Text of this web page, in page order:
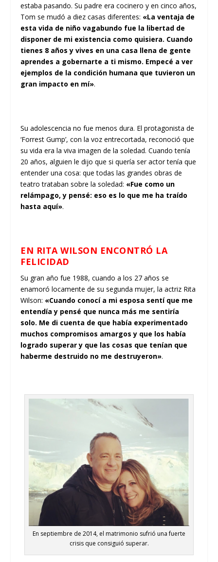
estaba pasando. Su padre era cocinero y en cinco años,
Tom se mudó a diez casas diferentes: «La ventaja de
esta vida de niño vagabundo fue la libertad de
disponer de mi existencia como quisiera. Cuando
tienes 8 años y vives en una casa llena de gente
aprendes a gobernarte a ti mismo. Empecé a ver
ejemplos de la condición humana que tuvieron un
gran impacto en mí».
Su adolescencia no fue menos dura. El protagonista de
‘Forrest Gump’, con la voz entrecortada, reconoció que
su vida era la viva imagen de la soledad. Cuando tenía
20 años, alguien le dijo que si quería ser actor tenía que
entender una cosa: que todas las grandes obras de
teatro trataban sobre la soledad: «Fue como un
relámpago, y pensé: eso es lo que me ha traído
hasta aquí».
EN RITA WILSON ENCONTRÓ LA
FELICIDAD
Su gran año fue 1988, cuando a los 27 años se
enamoró locamente de su segunda mujer, la actriz Rita
Wilson: «Cuando conocí a mi esposa sentí que me
entendía y pensé que nunca más me sentiría
solo. Me di cuenta de que había experimentado
muchos compromisos amargos y que los había
logrado superar y que las cosas que tenían que
haberme destruido no me destruyeron».
En septiembre de 2014, el matrimonio sufrió una fuerte
crisis que consiguió superar.